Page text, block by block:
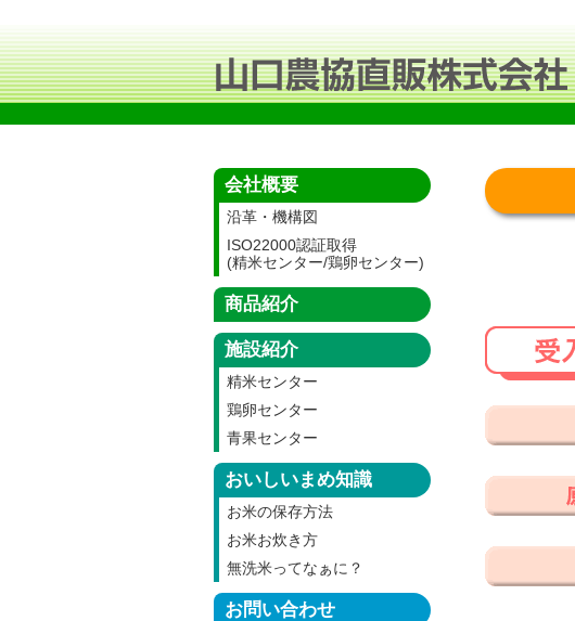
会社概要
沿革・機構図
ISO22000認証取得
(精米センター/鶏卵センター)
商品紹介
施設紹介
精米センター
鶏卵センター
青果センター
おいしいまめ知識
お米の保存方法
お米お炊き方
無洗米ってなぁに？
お問い合わせ